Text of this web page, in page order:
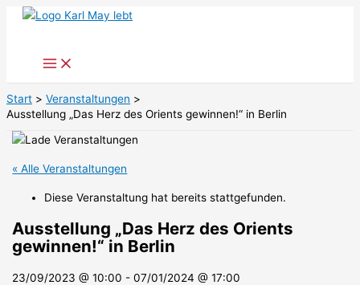
Zum
Start
Veranstaltungen
Ausstellung „Das Herz des Orients gewinnen!“ in Berlin
« Alle Veranstaltungen
Diese Veranstaltung hat bereits stattgefunden.
Ausstellung „Das Herz des Orients
gewinnen!“ in Berlin
23/09/2023 @ 10:00 -07/01/2024 @ 17:00